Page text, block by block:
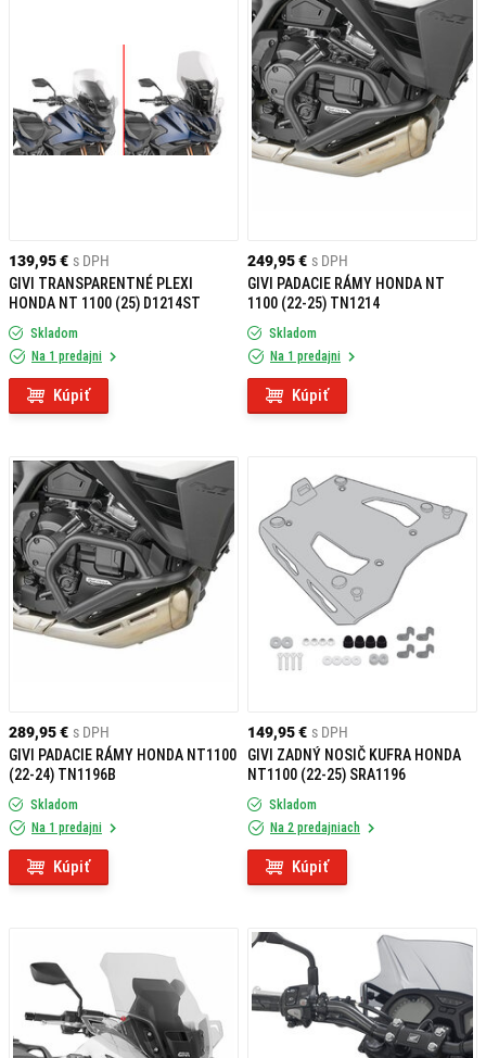
139,95 € s DPH
GIVI TRANSPARENTNÉ PLEXI
HONDA NT 1100 (25) D1214ST
Skladom
Na 1 predajni
Kúpiť
249,95 € s DPH
GIVI PADACIE RÁMY HONDA NT
1100 (22-25) TN1214
Skladom
Na 1 predajni
Kúpiť
289,95 € s DPH
GIVI PADACIE RÁMY HONDA NT1100
(22-24) TN1196B
Skladom
Na 1 predajni
Kúpiť
149,95 € s DPH
GIVI ZADNÝ NOSIČ KUFRA HONDA
NT1100 (22-25) SRA1196
Skladom
Na 2 predajniach
Kúpiť